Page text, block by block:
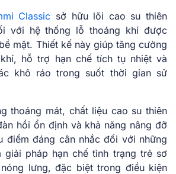
Classic sở hữu lõi cao su thiên
với hệ thống lỗ thoáng khí được
mặt. Thiết kế này giúp tăng cường
hỗ trợ hạn chế tích tụ nhiệt và
khô ráo trong suốt thời gian sử
thoáng mát, chất liệu cao su thiên
hồi ổn định và khả năng nâng đỡ
điểm đáng cân nhắc đối với những
giải pháp hạn chế tình trạng trẻ sơ
lưng, đặc biệt trong điều kiện